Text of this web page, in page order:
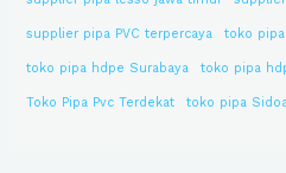
supplier pipa PVC terpercaya toko pipa
toko pipa hdpe Surabaya toko pipa
Toko Pipa Pvc Terdekat toko pipa